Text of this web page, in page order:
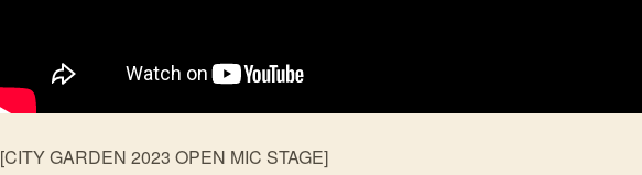
[CITY GARDEN 2023 OPEN MIC STAGE]